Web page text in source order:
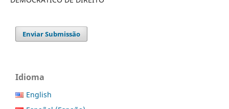
Enviar Submissão
Idioma
English